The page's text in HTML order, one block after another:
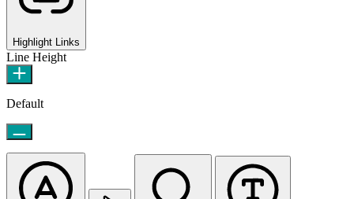
Highlight Links
Line Height
Default